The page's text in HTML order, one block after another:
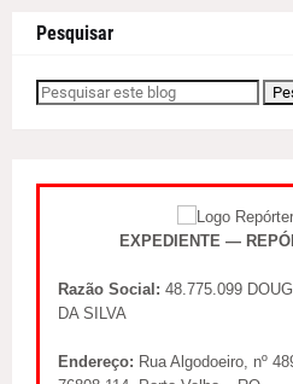
Pesquisar
EXPEDIENTE —
Razão Social: 48.775.099
DA SILVA
Endereço: Rua Algodoeiro, nº